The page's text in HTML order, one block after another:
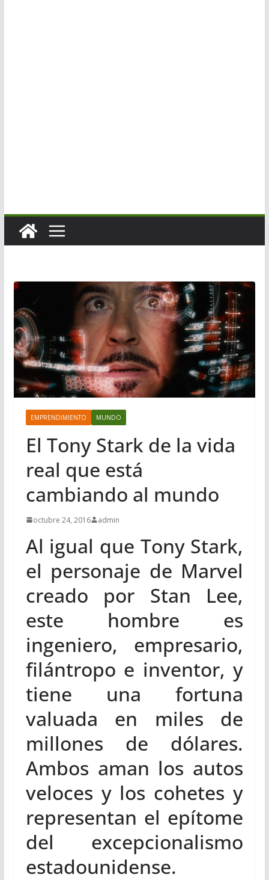
EMPRENDIMIENTO MUNDO
El Tony Stark de la vida
real que está
cambiando al mundo
octubre 24, 2016 admin
Al igual que Tony Stark,
el personaje de Marvel
creado por Stan Lee,
este hombre es
ingeniero, empresario,
filántropo e inventor, y
tiene una fortuna
valuada en miles de
millones de dólares.
Ambos aman los autos
veloces y los cohetes y
representan el epítome
del excepcionalismo
estadounidense.